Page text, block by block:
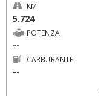
KM
5.724
POTENZA
--
CARBURANTE
--